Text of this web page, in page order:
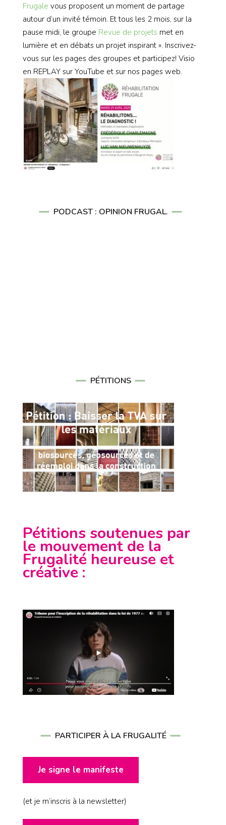
Frugale vous proposent un moment de partage
autour d’un invité témoin. Et tous les 2 mois, sur la
pause midi, le groupe Revue de projets met en
lumière et en débats un projet inspirant ». Inscrivez-
vous sur les pages des groupes et participez! Visio
en REPLAY sur YouTube et sur nos pages web.
PODCAST : OPINION FRUGAL.
PÉTITIONS
Pétitions soutenues par
le mouvement de la
Frugalité heureuse et
créative :
PARTICIPER À LA FRUGALITÉ
Je signe le manifeste
(et je m’inscris à la newsletter)